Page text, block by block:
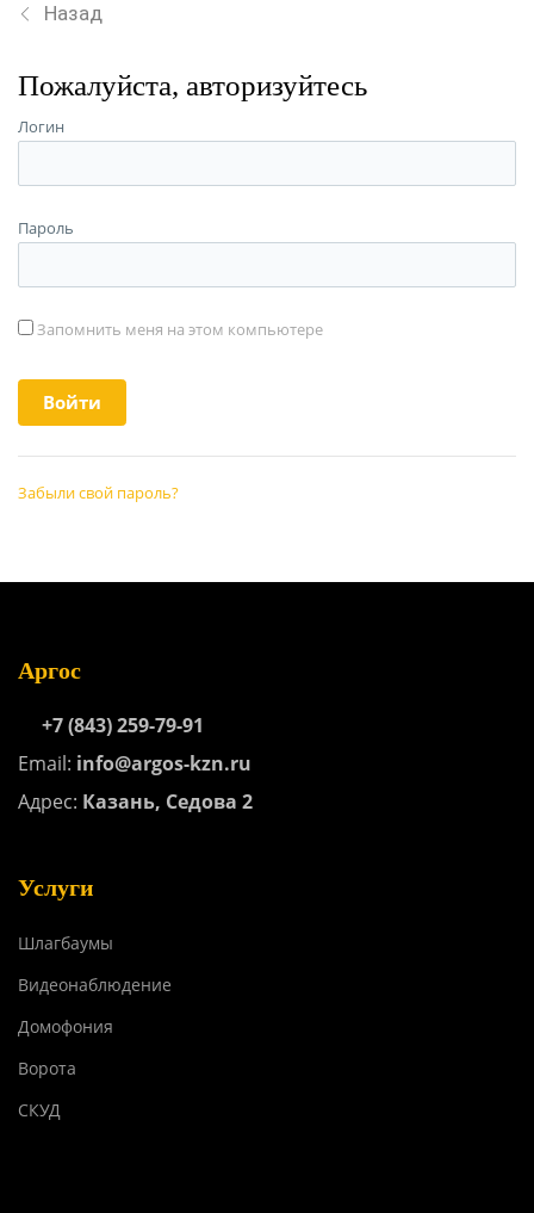
Назад
Пожалуйста, авторизуйтесь
Логин
Пароль
Запомнить меня на этом компьютере
Забыли свой пароль?
Аргос
+7 (843) 259-79-91
Email: info@argos-kzn.ru
Адрес: Казань, Седова 2
Услуги
Шлагбаумы
Видеонаблюдение
Домофония
Ворота
СКУД